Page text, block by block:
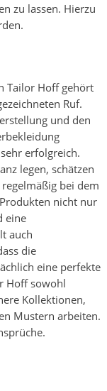
zu lassen. Hierzu
Tailor Hoff gehört
Ruf.
und den
erfolgreich.
legen, schätzen
bei dem
nicht nur
eine
auch
die
eine perfekte
Hoff sowohl
Kollektionen,
Mustern arbeiten.